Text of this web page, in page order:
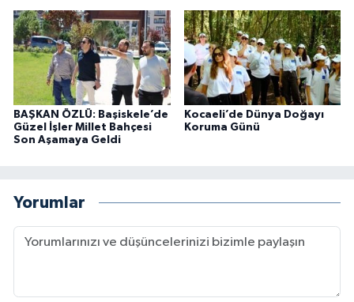
BAŞKAN ÖZLÜ: Başiskele’de
Güzel İşler Millet Bahçesi
Son Aşamaya Geldi
Kocaeli’de Dünya Doğayı
Koruma Günü
Yorumlar